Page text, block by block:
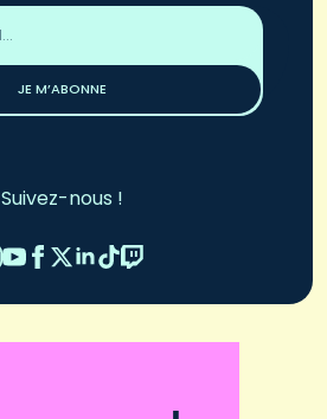
JE M’ABONNE
Suivez-nous !